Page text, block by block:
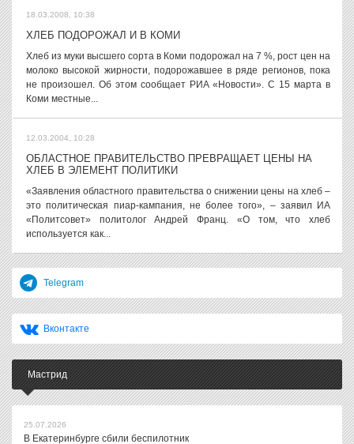
18.03.2008, 10:38
ХЛЕБ ПОДОРОЖАЛ И В КОМИ
Хлеб из муки высшего сорта в Коми подорожал на 7 %, рост цен на
молоко высокой жирности, подорожавшее в ряде регионов, пока
не произошел. Об этом сообщает РИА «Новости». С 15 марта в
Коми местные...
12.03.2004, 10:28
ОБЛАСТНОЕ ПРАВИТЕЛЬСТВО ПРЕВРАЩАЕТ ЦЕНЫ НА
ХЛЕБ В ЭЛЕМЕНТ ПОЛИТИКИ
«Заявления областного правительства о снижении цены на хлеб –
это политическая пиар-кампания, не более того», – заявил ИА
«Политсовет» политолог Андрей Франц. «О том, что хлеб
используется как...
Telegram
Вконтакте
Мастрид
25.07.2026
В Екатеринбурге сбили беспилотник